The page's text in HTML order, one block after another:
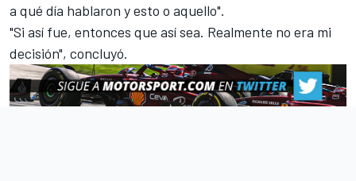
a qué día hablaron y esto o aquello".
"Si así fue, entonces que así sea. Realmente no era mi
decisión", concluyó.